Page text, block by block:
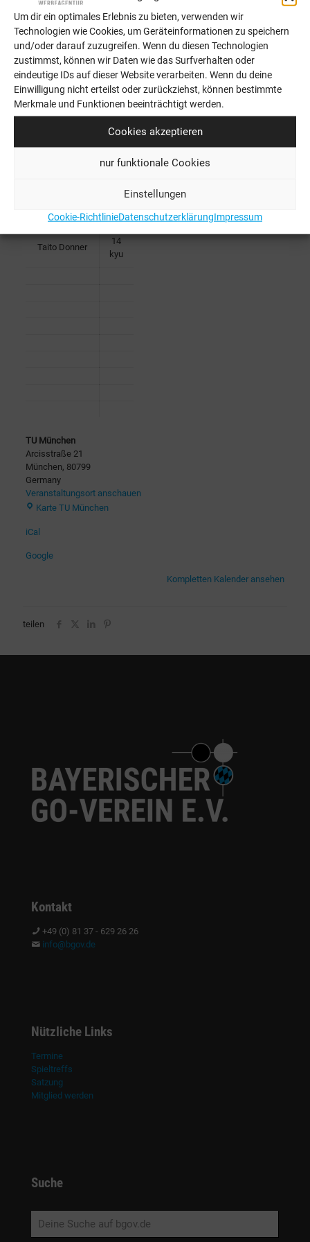
Um dir ein optimales Erlebnis zu bieten, verwenden wir
Technologien wie Cookies, um Geräteinformationen zu speichern
und/oder darauf zuzugreifen. Wenn du diesen Technologien
zustimmst, können wir Daten wie das Surfverhalten oder
eindeutige IDs auf dieser Website verarbeiten. Wenn du deine
Einwilligung nicht erteilst oder zurückziehst, können bestimmte
Merkmale und Funktionen beeinträchtigt werden.
Cookies akzeptieren
nur funktionale Cookies
Einstellungen
Cookie-RichtlinieDatenschutzerklärungImpressum
Zhechang
Yuan
2
kyu
Haoju Chen
2
Kyu
Harald
6
kyu
7
kyu
Taito Donner
14
kyu
TU München
Arcisstraße 21
München, 80799
Germany
Veranstaltungsort anschauen
KarteTU München
iCal
Google
Kompletten Kalender ansehen
teilen
Kontakt
+49 (0) 81 37 - 629 26 26
info@bgov.de
Nützliche Links
Termine
Spieltreffs
Satzung
Mitglied werden
Suche